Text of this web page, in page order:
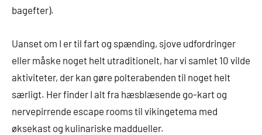
bagefter).
Uanset om I er til fart og spænding, sjove udfordringer
eller måske noget helt utraditionelt, har vi samlet 10 vilde
aktiviteter, der kan gøre polterabenden til noget helt
særligt. Her finder I alt fra hæsblæsende go-kart og
nervepirrende escape rooms til vikingetema med
øksekast og kulinariske maddueller.